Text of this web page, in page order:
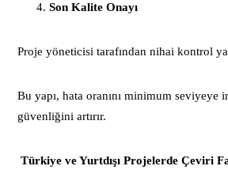
Son Kalite Onayı
Proje yöneticisi tarafından nihai kontrol
Bu yapı, hata oranını minimum seviyeye
güvenliğini artırır.
Türkiye ve Yurtdışı Projelerde Çeviri